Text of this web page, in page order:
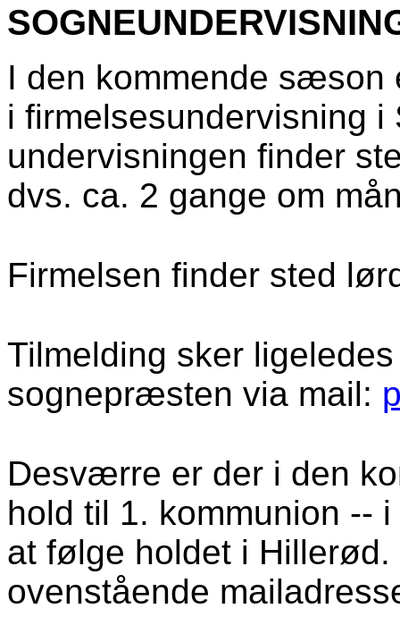
I den kommende sæson
i firmelsesundervisning
undervisningen finder
dvs. ca. 2 gange om
Firmelsen finder sted
Tilmelding sker
sognepræsten via mail:
Desværre er der i den
hold til 1. kommunion --
at følge holdet i
ovenstående